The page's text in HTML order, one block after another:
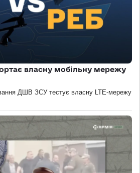
власну мобільну мережу
ДШВ ЗСУ тестує власну LTE-мережу